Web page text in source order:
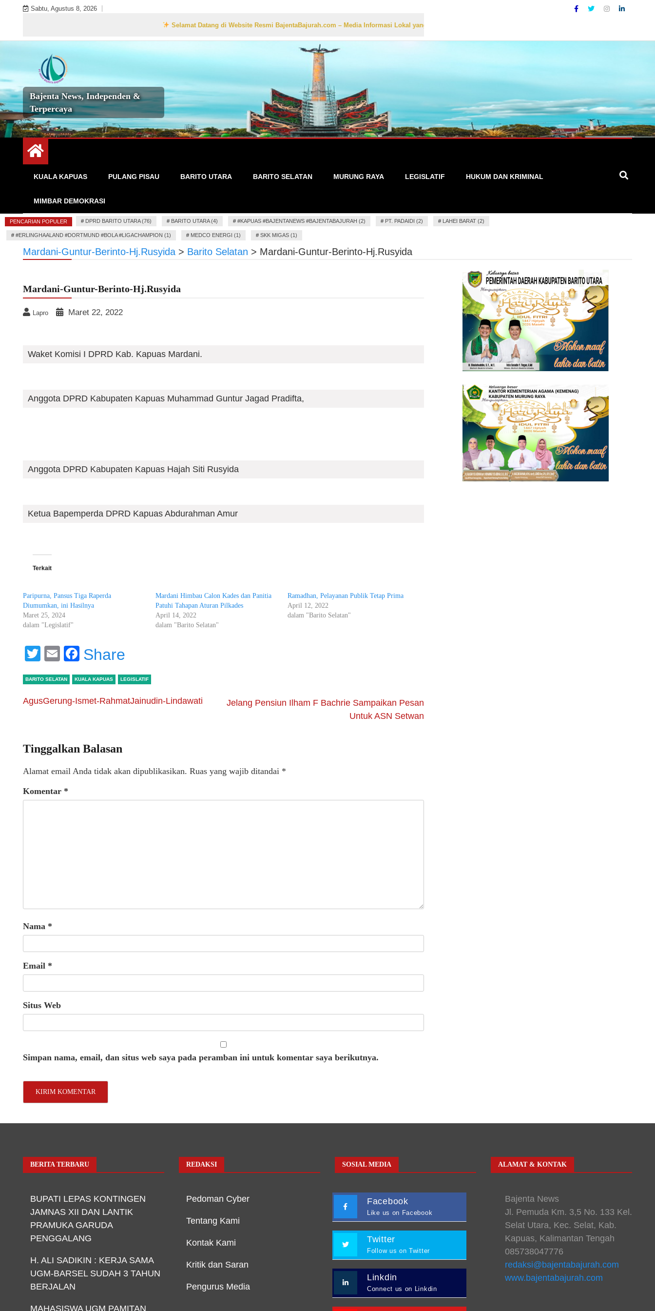
Sabtu, Agustus 8, 2026
Selamat Datang di Website Resmi BajentaBajurah.com – Media Informasi Lokal yang Akurat, Cepat, dan Terpercaya
Bajenta News, Independen &
Terpercaya
KUALA KAPUAS PULANG PISAU BARITO UTARA BARITO SELATAN MURUNG RAYA LEGISLATIF HUKUM DAN KRIMINAL
MIMBAR DEMOKRASI
PENCARIAN POPULER # DPRD BARITO UTARA (76) # BARITO UTARA (4) # #KAPUAS #BAJENTANEWS #BAJENTABAJURAH (2) # PT. PADAIDI (2) # LAHEI BARAT (2)
# #ERLINGHAALAND #DORTMUND #BOLA #LIGACHAMPION (1) # MEDCO ENERGI (1) # SKK MIGAS (1)
Mardani-Guntur-Berinto-Hj.Rusyida > Barito Selatan > Mardani-Guntur-Berinto-Hj.Rusyida
Mardani-Guntur-Berinto-Hj.Rusyida
Lapro Maret 22, 2022
Waket Komisi I DPRD Kab. Kapuas Mardani.
Anggota DPRD Kabupaten Kapuas Muhammad Guntur Jagad Pradifta,
Anggota DPRD Kabupaten Kapuas Hajah Siti Rusyida
Ketua Bapemperda DPRD Kapuas Abdurahman Amur
Terkait
Paripurna, Pansus Tiga Raperda
Diumumkan, ini Hasilnya
Maret 25, 2024
dalam "Legislatif"
Mardani Himbau Calon Kades dan Panitia
Patuhi Tahapan Aturan Pilkades
April 14, 2022
dalam "Barito Selatan"
Ramadhan, Pelayanan Publik Tetap Prima
April 12, 2022
dalam "Barito Selatan"
Twitter
EmailFacebook
Share
BARITO SELATAN KUALA KAPUAS LEGISLATIF
AgusGerung-Ismet-RahmatJainudin-Lindawati
Jelang Pensiun Ilham F Bachrie Sampaikan Pesan
Untuk ASN Setwan
Tinggalkan Balasan
Alamat email Anda tidak akan dipublikasikan. Ruas yang wajib ditandai *
Komentar *
Nama *
Email *
Situs Web
Simpan nama, email, dan situs web saya pada peramban ini untuk komentar saya berikutnya.
BERITA TERBARU
BUPATI LEPAS KONTINGEN
JAMNAS XII DAN LANTIK
PRAMUKA GARUDA
PENGGALANG
H. ALI SADIKIN : KERJA SAMA
UGM-BARSEL SUDAH 3 TAHUN
BERJALAN
MAHASISWA UGM PAMITAN
REDAKSI
Pedoman Cyber
Tentang Kami
Kontak Kami
Kritik dan Saran
Pengurus Media
SOSIAL MEDIA
Facebook
Like us on Facebook
Twitter
Follow us on Twitter
Linkdin
Connect us on Linkdin
ALAMAT & KONTAK
Bajenta News
Jl. Pemuda Km. 3,5 No. 133 Kel.
Selat Utara, Kec. Selat, Kab.
Kapuas, Kalimantan Tengah
085738047776
redaksi@bajentabajurah.com
www.bajentabajurah.com